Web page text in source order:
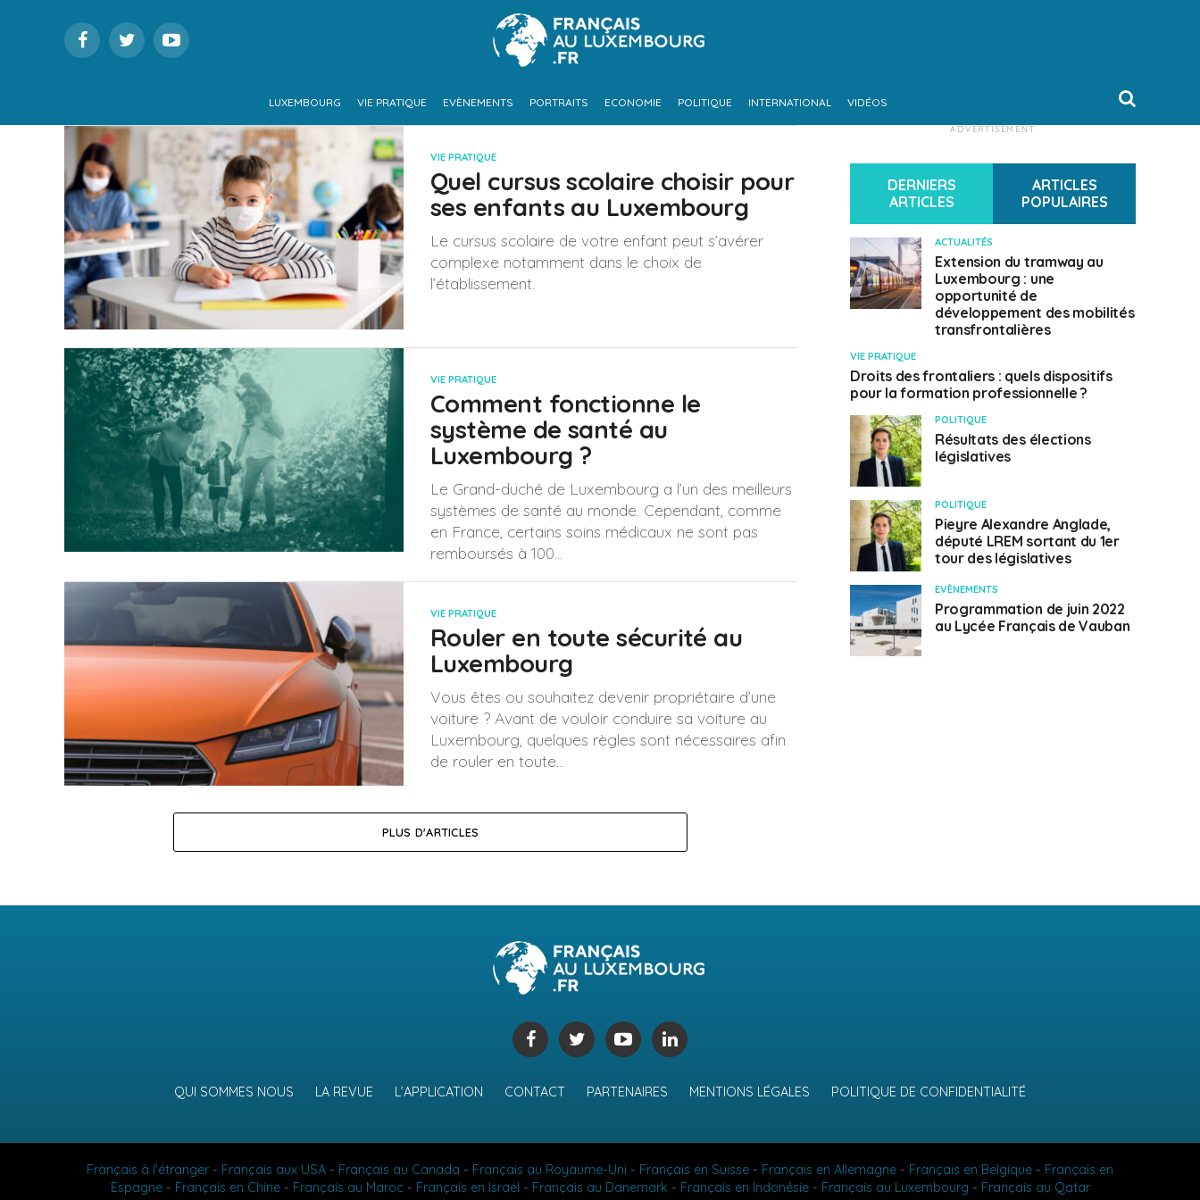
LUXEMBOURG VIE PRATIQUE EVÈNEMENTS PORTRAITS ECONOMIE POLITIQUE INTERNATIONAL VIDÉOS
VIE PRATIQUE
Quel cursus scolaire choisir pour
ses enfants au Luxembourg
Le cursus scolaire de votre enfant peut s’avérer
complexe notamment dans le choix de
l’établissement.
VIE PRATIQUE
Comment fonctionne le
système de santé au
Luxembourg ?
Le Grand-duché de Luxembourg a l’un des meilleurs
systèmes de santé au monde. Cependant, comme
en France, certains soins médicaux ne sont pas
remboursés à 100...
VIE PRATIQUE
Rouler en toute sécurité au
Luxembourg
Vous êtes ou souhaitez devenir propriétaire d’une
voiture ? Avant de vouloir conduire sa voiture au
Luxembourg, quelques règles sont nécessaires afin
de rouler en toute...
PLUS D'ARTICLES
ADVERTISEMENT
DERNIERS
ARTICLES
ARTICLES
POPULAIRES
ACTUALITÉS
Extension du tramway au
Luxembourg : une
opportunité de
développement des mobilités
transfrontalières
VIE PRATIQUE
Droits des frontaliers : quels dispositifs
pour la formation professionnelle ?
POLITIQUE
Résultats des élections
législatives
POLITIQUE
Pieyre Alexandre Anglade,
député LREM sortant du 1er
tour des législatives
EVÈNEMENTS
Programmation de juin 2022
au Lycée Français de Vauban
QUI SOMMES NOUS LA REVUE L’APPLICATION CONTACT PARTENAIRES MENTIONS LÉGALES POLITIQUE DE CONFIDENTIALITÉ
Français à l'étranger - Français aux USA - Français au Canada - Français au Royaume-Uni - Français en Suisse - Français en Allemagne - Français en Belgique - Français en
Espagne- Français en Chine- Français au Maroc- Français en Israël - Français au Danemark - Français en Indonésie- Français au Luxembourg - Français au Qatar